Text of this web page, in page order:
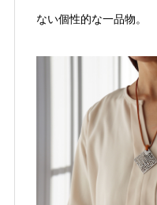
ない個性的な一品物。